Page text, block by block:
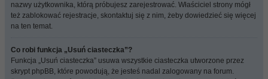
nazwy użytkownika, którą próbujesz zarejestrować. Właściciel strony mógł
też zablokować rejestracje, skontaktuj się z nim, żeby dowiedzieć się więcej
na ten temat.
Co robi funkcja „Usuń ciasteczka”?
Funkcja „Usuń ciasteczka” usuwa wszystkie ciasteczka utworzone przez
skrypt phpBB, które powodują, że jesteś nadal zalogowany na forum.